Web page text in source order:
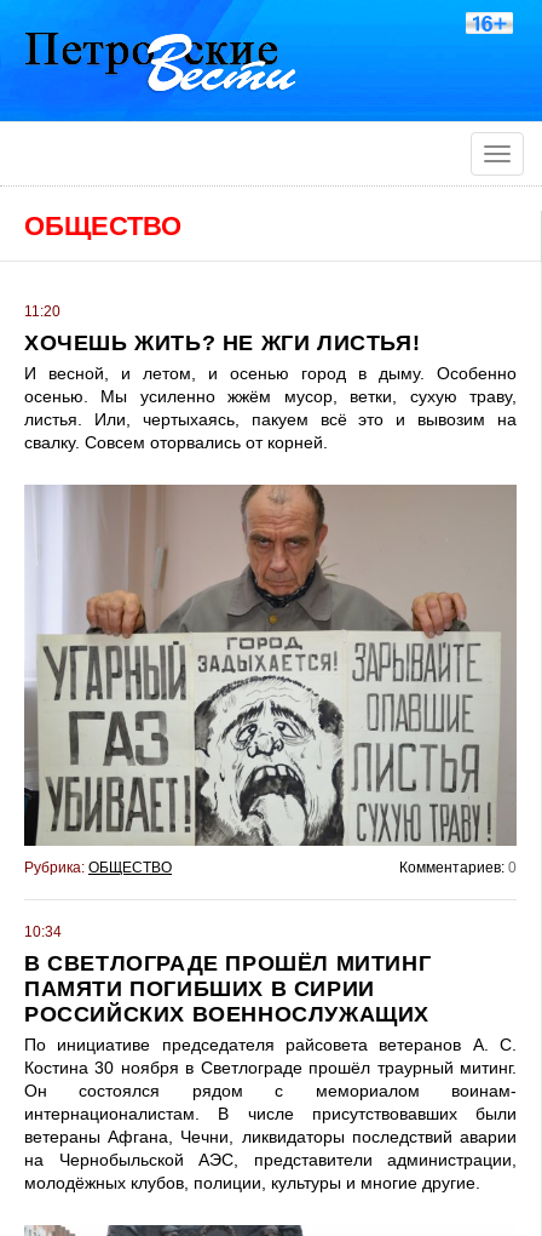
Toggle
ОБЩЕСТВО
11:20
ХОЧЕШЬ ЖИТЬ? НЕ ЖГИ ЛИСТЬЯ!
И весной, и летом, и осенью город в дыму. Особенно
осенью. Мы усиленно жжём мусор, ветки, сухую траву,
листья. Или, чертыхаясь, пакуем всё это и вывозим на
свалку. Совсем оторвались от корней.
Рубрика: ОБЩЕСТВО Комментариев: 0
10:34
В СВЕТЛОГРАДЕ ПРОШЁЛ МИТИНГ
ПАМЯТИ ПОГИБШИХ В СИРИИ
РОССИЙСКИХ ВОЕННОСЛУЖАЩИХ
По инициативе председателя райсовета ветеранов А. С.
Костина 30 ноября в Светлограде прошёл траурный митинг.
Он состоялся рядом с мемориалом воинам-
интернационалистам. В числе присутствовавших были
ветераны Афгана, Чечни, ликвидаторы последствий аварии
на Чернобыльской АЭС, представители администрации,
молодёжных клубов, полиции, культуры и многие другие.